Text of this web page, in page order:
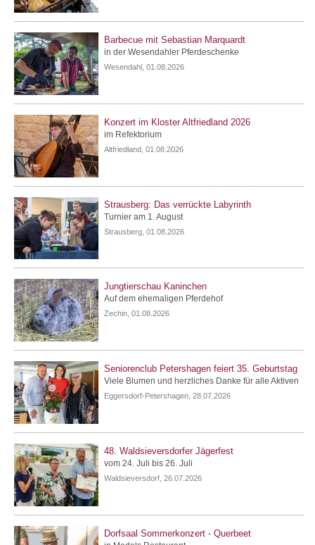
Barbecue mit Sebastian Marquardt
in der Wesendahler Pferdeschenke
Wesendahl, 01.08.2026
Konzert im Kloster Altfriedland 2026
im Refektorium
Altfriedland, 01.08.2026
Strausberg: Das verrückte Labyrinth
Turnier am 1. August
Strausberg, 01.08.2026
Jungtierschau Kaninchen
Auf dem ehemaligen Pferdehof
Zechin, 01.08.2026
Seniorenclub Petershagen feiert 35. Geburtstag
Viele Blumen und herzliches Danke für alle Aktiven
Eggersdorf-Petershagen, 28.07.2026
48. Waldsieversdorfer Jägerfest
vom 24. Juli bis 26. Juli
Waldsieversdorf, 26.07.2026
Dorfsaal Sommerkonzert - Querbeet